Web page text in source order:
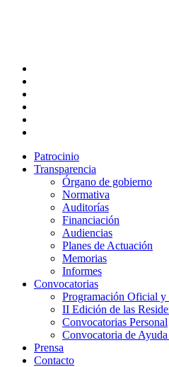
Patrocinio
Transparencia
Órgano de gobierno
Normativa
Auditorías
Financiación
Audiencias
Planes de Actuación
Memorias
Informes
Convocatorias
Programación Oficial y
II Edición de las
Convocatorias Personal
Convocatoria de
Prensa
Contacto